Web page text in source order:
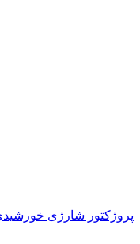
پروژکتور شارژی خورشیدی